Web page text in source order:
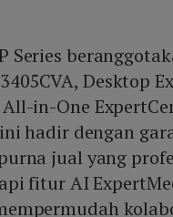
Series
Desktop
All-in-One
hadir dengan
jual yang
fitur AI